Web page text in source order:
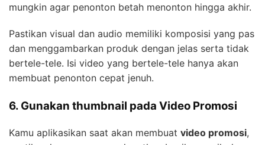
mungkin agar penonton betah menonton hingga akhir.
Pastikan visual dan audio memiliki komposisi yang pas
dan menggambarkan produk dengan jelas serta tidak
bertele-tele. Isi video yang bertele-tele hanya akan
membuat penonton cepat jenuh.
6. Gunakan thumbnail pada Video Promosi
Kamu aplikasikan saat akan membuat video promosi,